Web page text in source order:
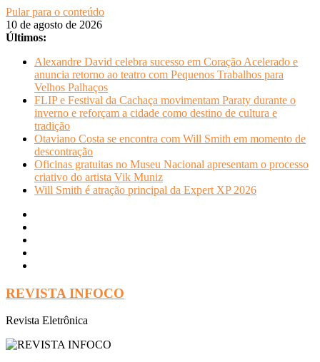
Pular para o conteúdo
10 de agosto de 2026
Últimos:
Alexandre David celebra sucesso em Coração Acelerado e
anuncia retorno ao teatro com Pequenos Trabalhos para
Velhos Palhaços
FLIP e Festival da Cachaça movimentam Paraty durante o
inverno e reforçam a cidade como destino de cultura e
tradição
Otaviano Costa se encontra com Will Smith em momento de
descontração
Oficinas gratuitas no Museu Nacional apresentam o processo
criativo do artista Vik Muniz
Will Smith é atração principal da Expert XP 2026
REVISTA INFOCO
Revista Eletrônica